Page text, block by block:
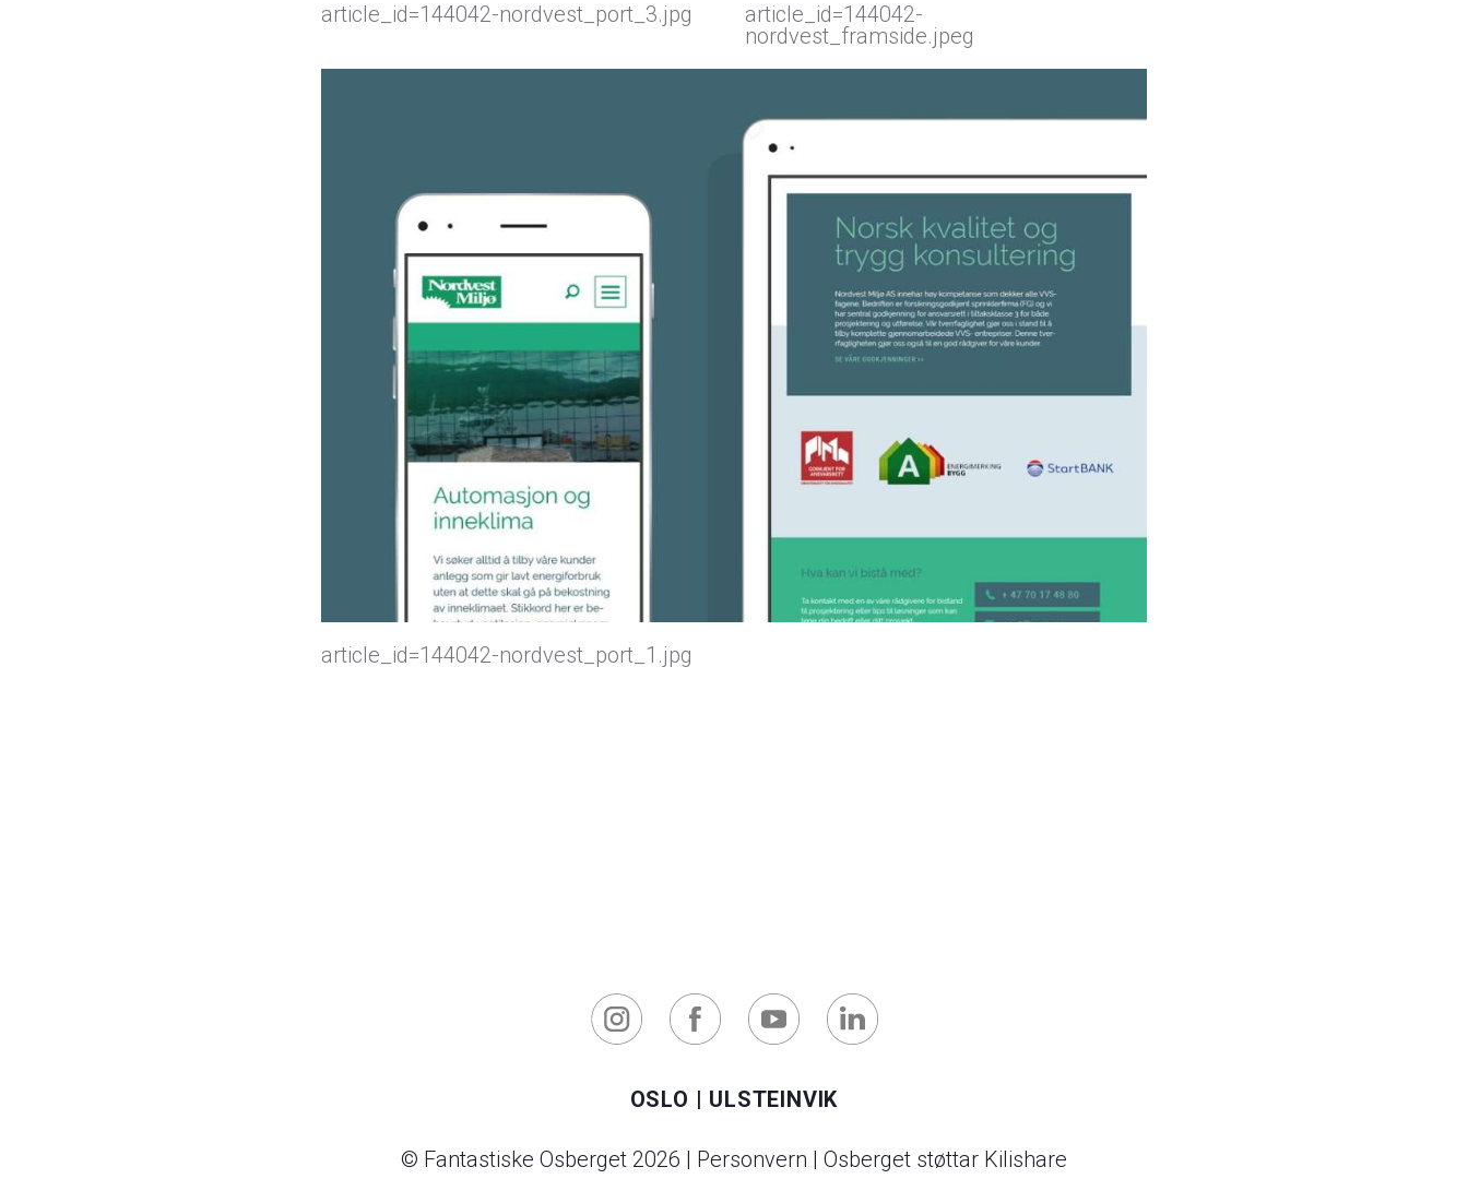
article_id=144042-nordvest_port_3.jpg
article_id=144042-
nordvest_framside.jpeg
article_id=144042-nordvest_port_1.jpg
OSLO | ULSTEINVIK
© Fantastiske Osberget 2026 | Personvern | Osberget støttar Kilishare